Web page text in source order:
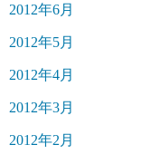
2012年6月
2012年5月
2012年4月
2012年3月
2012年2月